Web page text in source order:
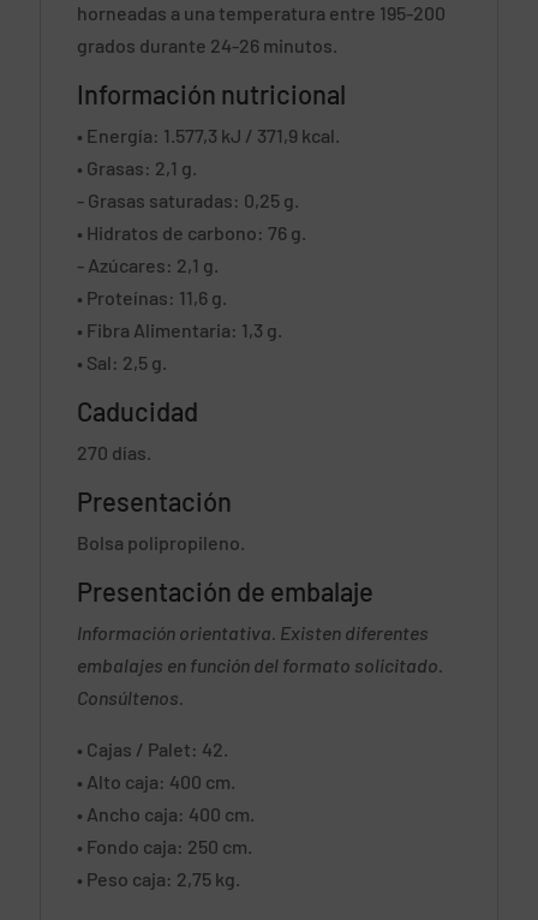
horneadas a una temperatura entre 195-200
grados durante 24-26 minutos.
Información nutricional
• Energía: 1.577,3 kJ / 371,9 kcal.
• Grasas: 2,1 g.
- Grasas saturadas: 0,25 g.
• Hidratos de carbono: 76 g.
- Azúcares: 2,1 g.
• Proteínas: 11,6 g.
• Fibra Alimentaria: 1,3 g.
• Sal: 2,5 g.
Caducidad
270 días.
Presentación
Bolsa polipropileno.
Presentación de embalaje
Información orientativa. Existen diferentes
embalajes en función del formato solicitado.
Consúltenos.
• Cajas / Palet: 42.
• Alto caja: 400 cm.
• Ancho caja: 400 cm.
• Fondo caja: 250 cm.
• Peso caja: 2,75 kg.